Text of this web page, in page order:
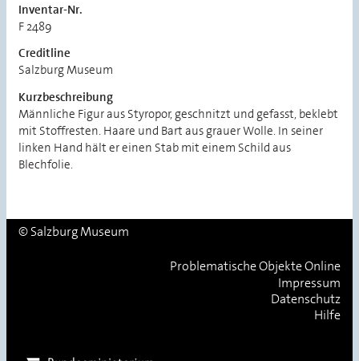
Inventar-Nr.
F 2489
Creditline
Salzburg Museum
Kurzbeschreibung
Männliche Figur aus Styropor, geschnitzt und gefasst, beklebt
mit Stoffresten. Haare und Bart aus grauer Wolle. In seiner
linken Hand hält er einen Stab mit einem Schild aus
Blechfolie.
© Salzburg Museum
Problematische Objekte Online
Impressum
Datenschutz
Hilfe